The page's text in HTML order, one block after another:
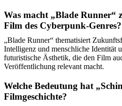
Was macht „Blade Runner“
Film des Cyberpunk-Genres?
„Blade Runner“ thematisiert
Intelligenz und menschliche Identität
futuristische Ästhetik, die den Film
Veröffentlichung relevant macht.
Welche Bedeutung hat
Filmgeschichte?